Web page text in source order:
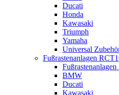
Ducati
Honda
Kawasaki
Triumph
Yamaha
Universal
Fußrastenanlagen
BMW
Ducati
Kawasaki